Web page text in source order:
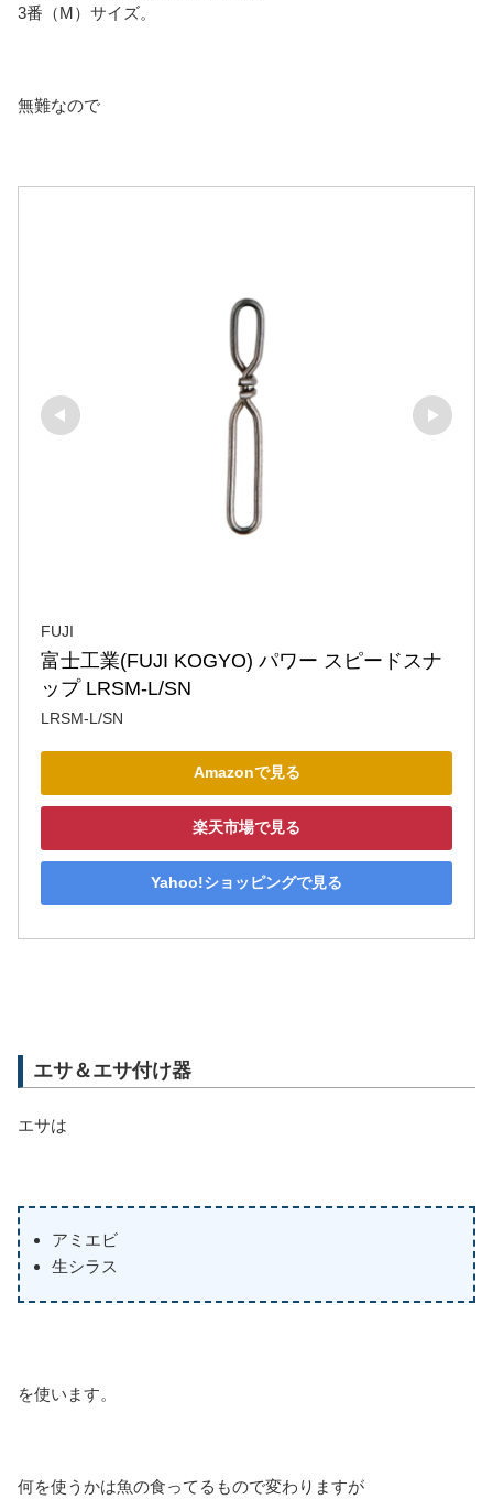
3番（M）サイズ。
無難なので
FUJI
富士工業(FUJI KOGYO) パワー スピードスナ
ップ LRSM-L/SN
LRSM-L/SN
Amazonで見る
楽天市場で見る
Yahoo!ショッピングで見る
エサ＆エサ付け器
エサは
アミエビ
生シラス
を使います。
何を使うかは魚の食ってるもので変わりますが